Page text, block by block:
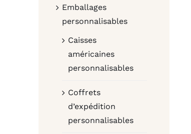
Emballages
personnalisables
Caisses
américaines
personnalisables
Coffrets
d’expédition
personnalisables